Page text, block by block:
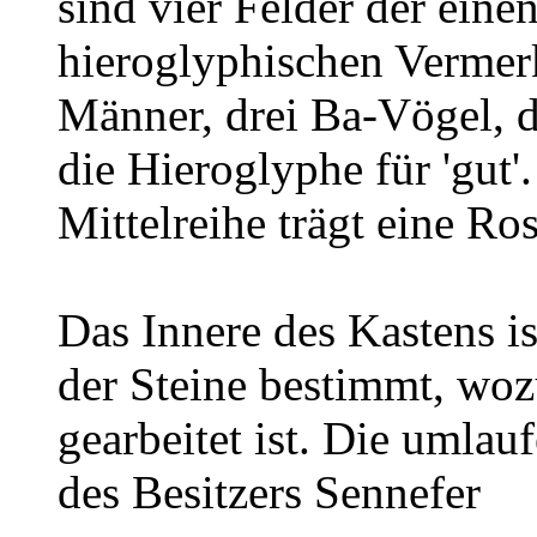
hieroglyphischen
Männer, drei Ba-Vögel,
die Hieroglyphe für
Mittelreihe trägt eine
Das Innere des Kastens
der Steine bestimmt,
gearbeitet ist. Die
des Besitzers Sennefer